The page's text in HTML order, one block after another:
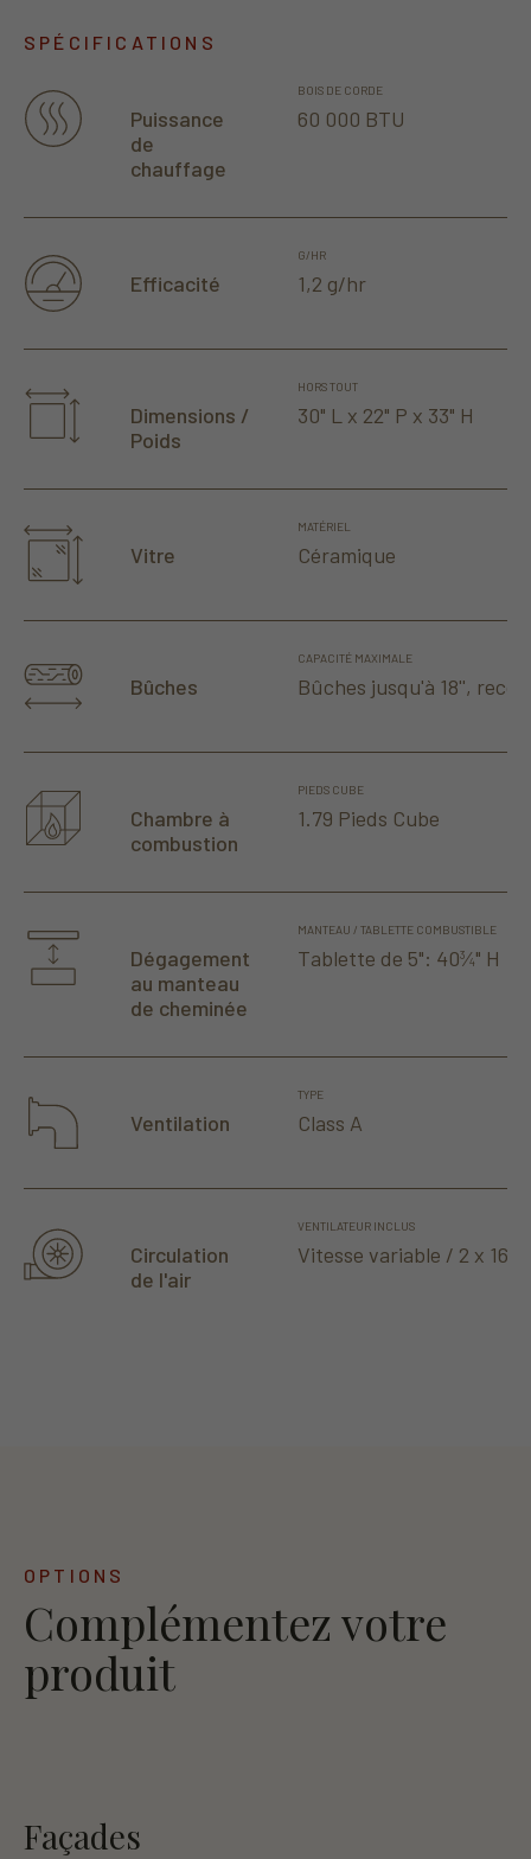
SPÉCIFICATIONS
Puissance
de
chauffage
BOIS DE CORDE
60 000 BTU
Efficacité
G/HR
1,2 g/hr
Dimensions /
Poids
HORS TOUT
30" L x 22" P x 33" H
Vitre
MATÉRIEL
Céramique
Bûches
CAPACITÉ MAXIMALE
Bûches jusqu'à 18'',
Chambre à
combustion
PIEDS CUBE
1.79 Pieds Cube
Dégagement
au manteau
de cheminée
MANTEAU / TABLETTE COMBUSTIBLE
Tablette de 5": 403⁄4" H
Ventilation
TYPE
Class A
Circulation
de l'air
VENTILATEUR INCLUS
Vitesse variable / 2 x 165
OPTIONS
Complémentez votre
produit
Façades